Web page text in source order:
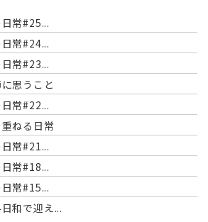
日常#25...
日常#24...
日常#23...
思うこと
日常#22...
ねる日常
日常#21...
日常#18...
日常#15...
和で迎え...